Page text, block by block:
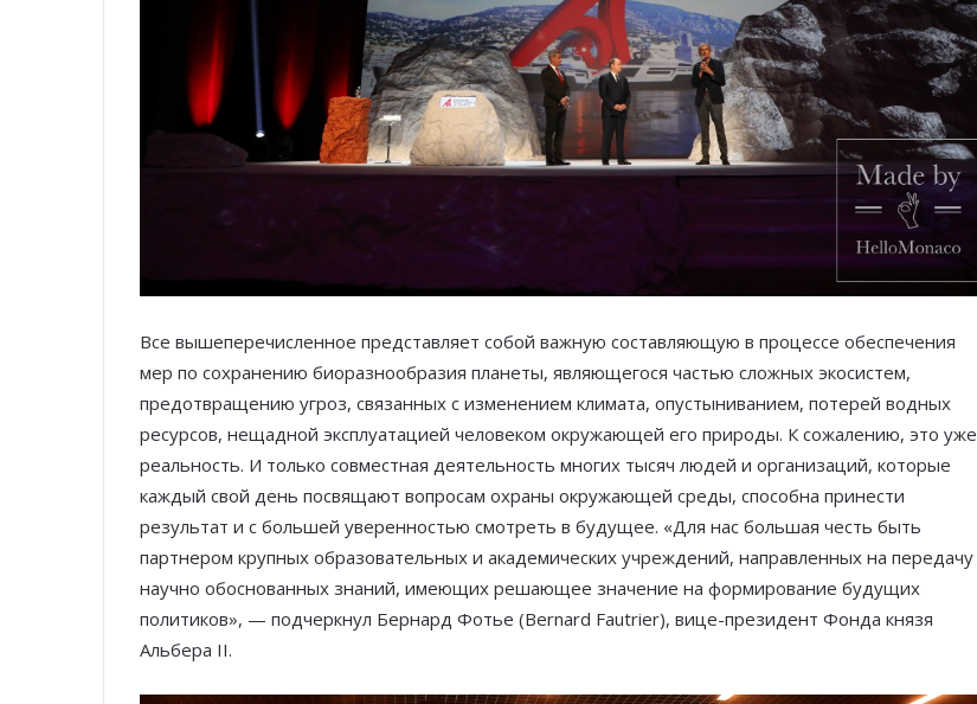
Все вышеперечисленное представляет собой важную составляющую в процессе обеспечения
мер по сохранению биоразнообразия планеты, являющегося частью сложных экосистем,
предотвращению угроз, связанных с изменением климата, опустыниванием, потерей водных
ресурсов, нещадной эксплуатацией человеком окружающей его природы. К сожалению, это уже
реальность. И только совместная деятельность многих тысяч людей и организаций, которые
каждый свой день посвящают вопросам охраны окружающей среды, способна принести
результат и с большей уверенностью смотреть в будущее. «Для нас большая честь быть
партнером крупных образовательных и академических учреждений, направленных на передачу
научно обоснованных знаний, имеющих решающее значение на формирование будущих
политиков», — подчеркнул Бернард Фотье (Bernard Fautrier), вице-президент Фонда князя
Альбера II.